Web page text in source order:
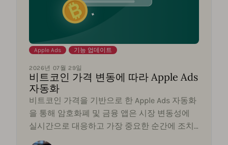
Apple Ads 기능 업데이트
2026년 07월 29일
비트코인 가격 변동에 따라 Apple Ads
자동화
비트코인 가격을 기반으로 한 Apple Ads 자동화
을 통해 암호화폐 및 금융 앱은 시장 변동성에
실시간으로 대응하고 가장 중요한 순간에 조치
를 취할 수 있습니다.